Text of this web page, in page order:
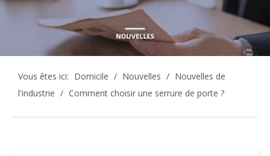
Vous êtes ici: Domicile / Nouvelles / Nouvelles de
l'industrie / Comment choisir une serrure de porte ?